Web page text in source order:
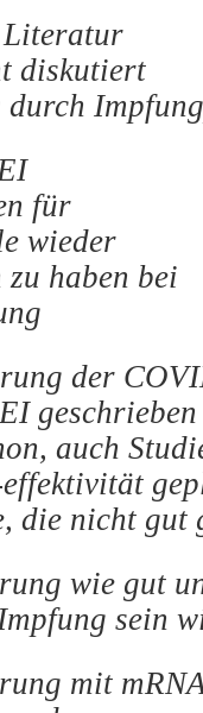
diskutiert
durch
für
wieder
haben bei
der
auch
die nicht gut
wie gut
sein
mit